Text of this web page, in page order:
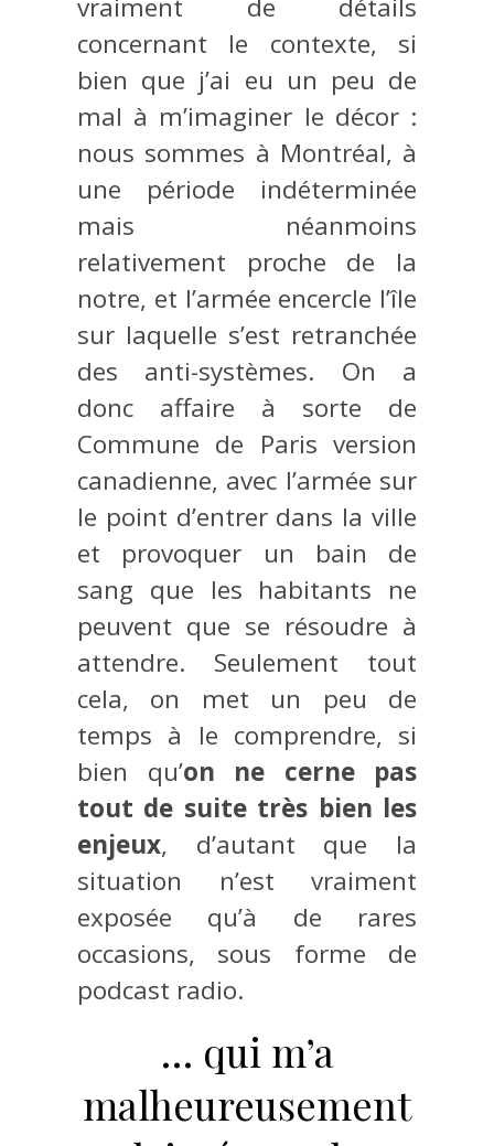
vraiment de détails
concernant le contexte, si
bien que j’ai eu un peu de
mal à m’imaginer le décor :
nous sommes à Montréal, à
une période indéterminée
mais néanmoins
relativement proche de la
notre, et l’armée encercle l’île
sur laquelle s’est retranchée
des anti-systèmes. On a
donc affaire à sorte de
Commune de Paris version
canadienne, avec l’armée sur
le point d’entrer dans la ville
et provoquer un bain de
sang que les habitants ne
peuvent que se résoudre à
attendre. Seulement tout
cela, on met un peu de
temps à le comprendre, si
bien qu’on ne cerne pas
tout de suite très bien les
enjeux, d’autant que la
situation n’est vraiment
exposée qu’à de rares
occasions, sous forme de
podcast radio.
… qui m’a
malheureusement